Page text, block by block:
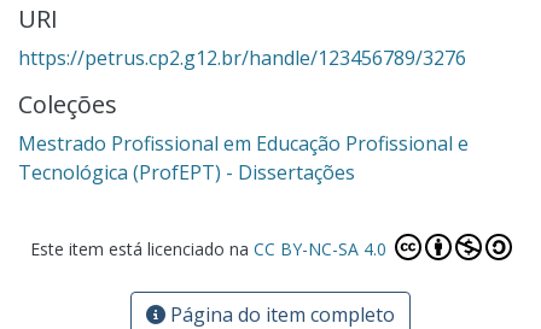
URI
https://petrus.cp2.g12.br/handle/123456789/3276
Coleções
Mestrado Profissional em Educação Profissional e
Tecnológica (ProfEPT) - Dissertações
Este item está licenciado na CC BY-NC-SA 4.0
Página do item completo